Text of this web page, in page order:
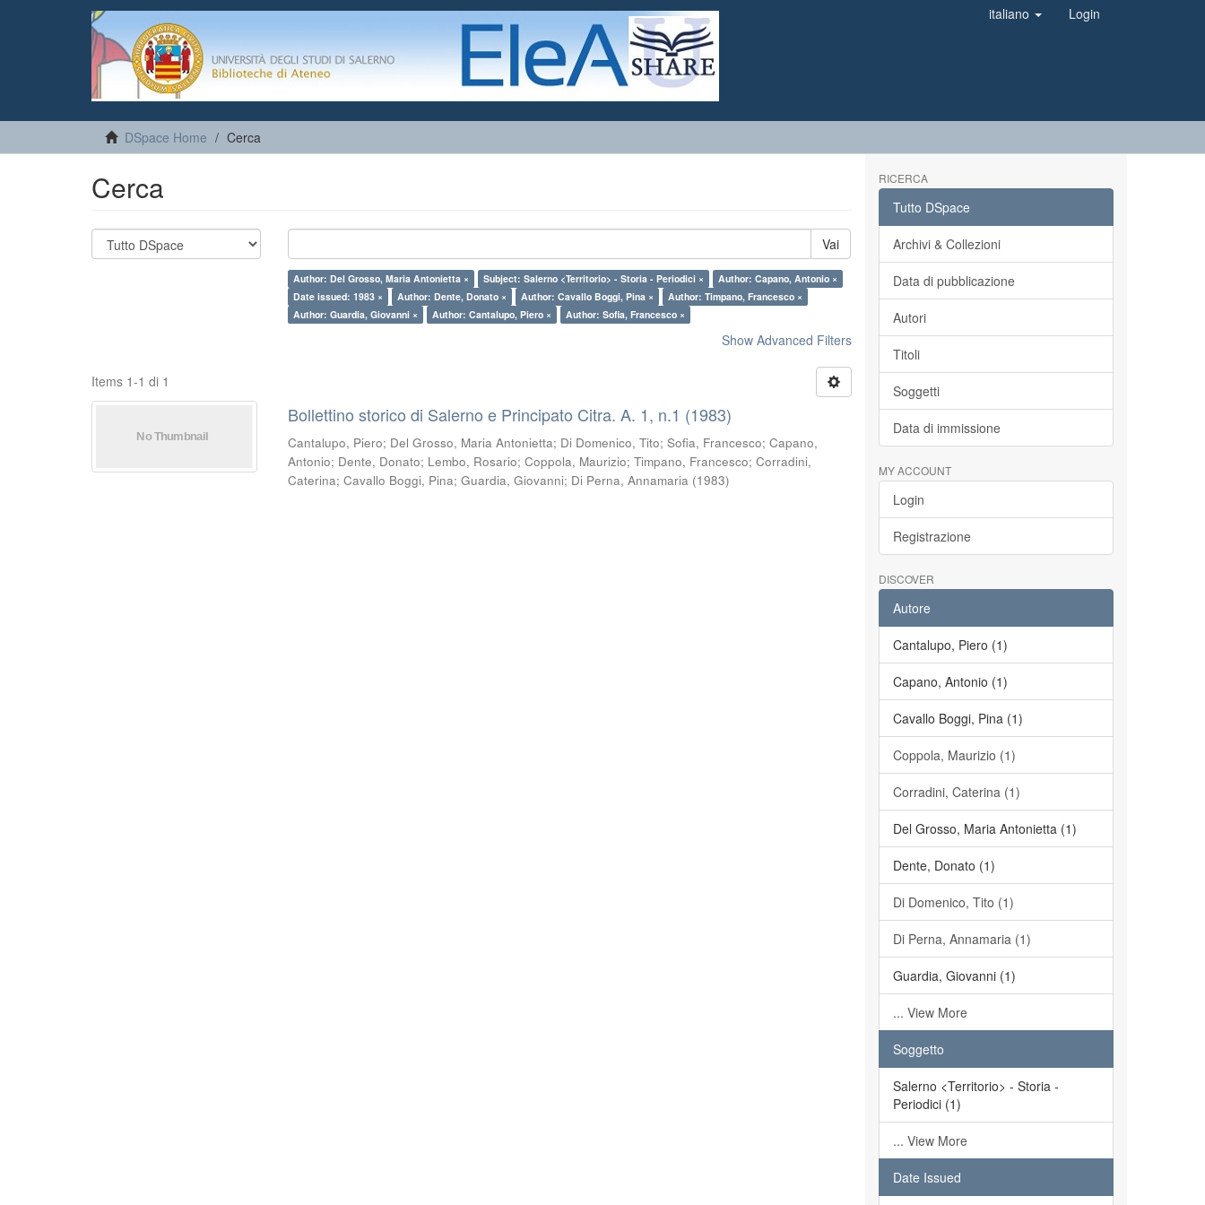
italiano Login
DSpace Home Cerca
Cerca
Vai
Author: Del Grosso, Maria Antonietta × Subject: Salerno <Territorio> - Storia - Periodici ×
Author: Capano, Antonio ×
Date issued: 1983 ×
Author: Dente, Donato × Author: Cavallo Boggi, Pina ×
Author: Timpano, Francesco ×
Author: Guardia, Giovanni ×
Author: Cantalupo, Piero × Author: Sofia, Francesco ×
Show Advanced Filters
Items 1-1 di 1
Bollettino storico di Salerno e Principato Citra. A. 1, n.1 (1983)
Cantalupo, Piero; Del Grosso, Maria Antonietta; Di Domenico, Tito;Sofia, Francesco;Capano,
Antonio; Dente, Donato; Lembo, Rosario;Coppola, Maurizio;Timpano, Francesco;Corradini,
Caterina;Cavallo Boggi, Pina;Guardia, Giovanni; Di Perna, Annamaria (1983)
RICERCA
Tutto DSpace
Archivi & Collezioni
Data di pubblicazione
Autori
Titoli
Soggetti
Data di immissione
MY ACCOUNT
Login
Registrazione
DISCOVER
Autore
Cantalupo, Piero (1)
Capano, Antonio (1)
Cavallo Boggi, Pina (1)
Coppola, Maurizio (1)
Corradini, Caterina (1)
Del Grosso, Maria Antonietta (1)
Dente, Donato (1)
Di Domenico, Tito (1)
Di Perna, Annamaria (1)
Guardia, Giovanni (1)
... View More
Soggetto
Salerno <Territorio> - Storia -
Periodici (1)
... View More
Date Issued